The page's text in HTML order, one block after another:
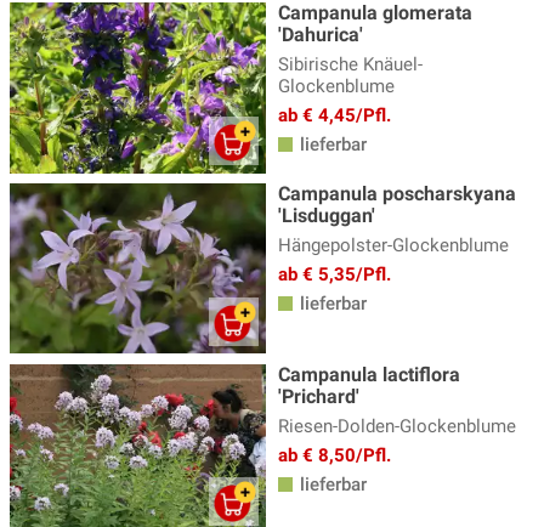
Sumpfdotterblume - Caltha(3)
Taglilien(38)
Thymian - Thymus(19)
Tränendes Herz - Dicentra
Trollblume(2)
Veilchen(6)
Wermut - Artemisia(9)
Wiesenknopf - Sanguisorba
Wiesenraute
Winteraster - Chrysanthemum
Wolfsmilch - Euphorbia (13)
Ziersalbei (15)
Campanula glomerata
'Dahurica'
Sibirische Knäuel-
Glockenblume
ab € 4,45/Pfl.
lieferbar
Campanula poscharskyana
'Lisduggan'
Hängepolster-Glockenblume
ab € 5,35/Pfl.
lieferbar
Campanula lactiflora
'Prichard'
Riesen-Dolden-Glockenblume
ab € 8,50/Pfl.
lieferbar